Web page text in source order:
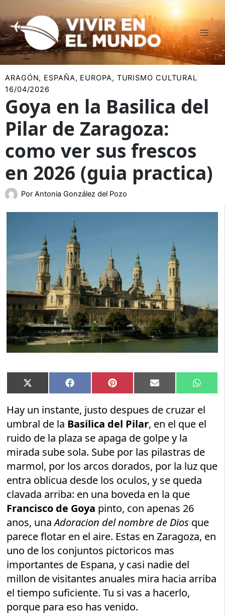
al
contenido
ARAGÓN, ESPAÑA, EUROPA, TURISMO CULTURAL
16/04/2026
Goya en la Basilica del
Pilar de Zaragoza:
como ver sus frescos
en 2026 (guia practica)
Por Antonia González del Pozo
Compartir
en
X
(Twitter)
Compartir
en
Facebook Compartir
en
Pinterest Compartir
en
Email
en
Hay un instante, justo despues de cruzar el
umbral de la Basilica del Pilar, en el que el
ruido de la plaza se apaga de golpe y la
mirada sube sola. Sube por las pilastras de
marmol, por los arcos dorados, por la luz que
entra oblicua desde los oculos, y se queda
clavada arriba: en una boveda en la que
Francisco de Goya pinto, con apenas 26
anos, unaAdoracion del nombre de Dios que
parece flotar en el aire. Estas en Zaragoza, en
uno de los conjuntos pictoricos mas
importantes de Espana, y casi nadie del
millon de visitantes anuales mira hacia arriba
el tiempo suficiente. Tu si vas a hacerlo,
porque para eso has venido.